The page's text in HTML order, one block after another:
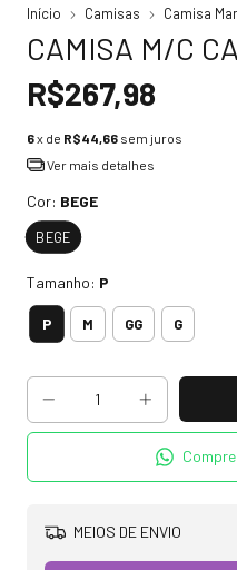
Início Camisas Camisa
CAMISA M/C
R$267,98
6x de R$44,66 sem juros
Ver mais detalhes
Cor: BEGE
BEGE
Tamanho: P
P M GG G
MEIOS DE ENVIO